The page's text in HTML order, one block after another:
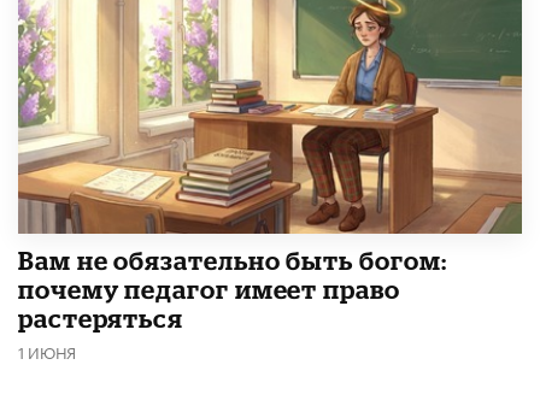
​Вам не обязательно быть богом:
почему педагог имеет право
растеряться
1 ИЮНЯ